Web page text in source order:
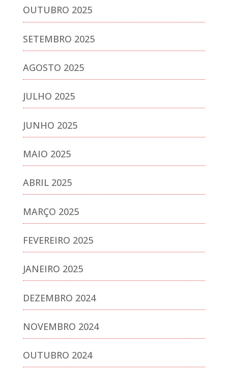
OUTUBRO 2025
SETEMBRO 2025
AGOSTO 2025
JULHO 2025
JUNHO 2025
MAIO 2025
ABRIL 2025
MARÇO 2025
FEVEREIRO 2025
JANEIRO 2025
DEZEMBRO 2024
NOVEMBRO 2024
OUTUBRO 2024